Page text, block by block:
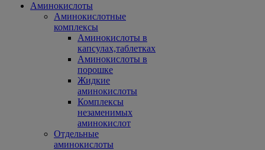
Аминокислоты
Аминокислотные
комплексы
Аминокислоты в
капсулах,таблетках
Аминокислоты в
порошке
Жидкие
аминокислоты
Комплексы
незаменимых
аминокислот
Отдельные
аминокислоты